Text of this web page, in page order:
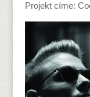
Projekt címe: